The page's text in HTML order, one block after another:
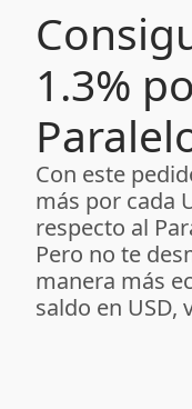
1.3%
Con este
más por cada
respecto al
Pero no te
manera más
saldo en USD,